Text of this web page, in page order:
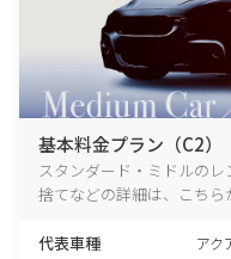
基本料金プラン（C2）
スタンダード・ミドルの
捨てなどの詳細は、こちら
代表車種 アク